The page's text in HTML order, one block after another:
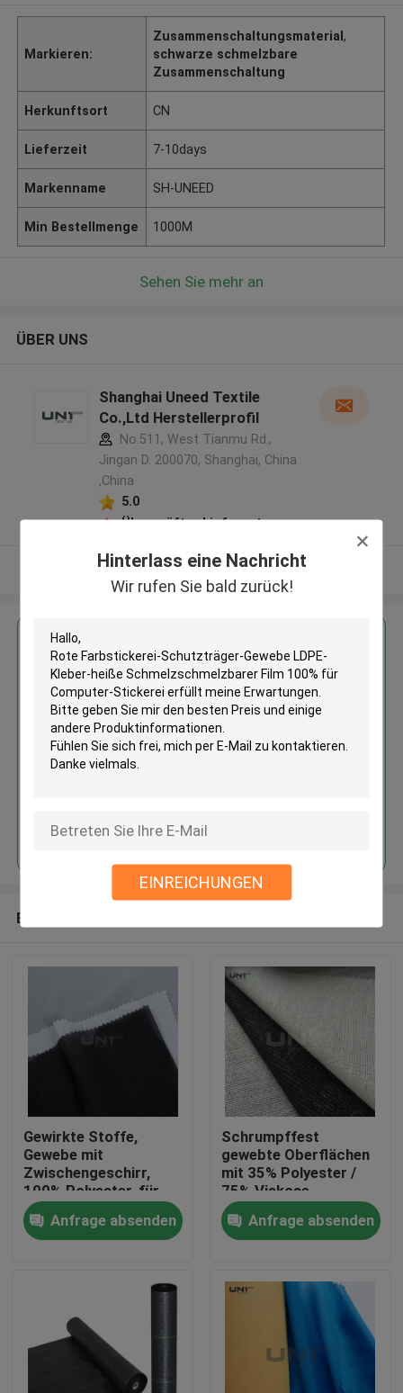
Hinterlass eine Nachricht
Wir rufen Sie bald zurück!
EINREICHUNGEN
Produkte
Markieren:
Zusammenschaltungsmaterial,
schwarze schmelzbare
Zusammenschaltung
Herkunftsort CN
Lieferzeit 7-10days
Markenname SH-UNEED
Min Bestellmenge 1000M
Sehen Sie mehr an
ÜBER UNS
Shanghai Uneed Textile
Co.,Ltd Herstellerprofil
No.511, West Tianmu Rd.,
Jingan D. 200070, Shanghai, China
,China
5.0
Überprüfter Lieferant
Sehen Sie mehr an
Erhalten Sie den besten Preis für
Rote Farbstickerei-
Schutzträger-Gewebe LDPE-
Kleber-heiße
Schmelzschmelzbarer Film
Fortsetzen
Empfohlene Produkte
Gewirkte Stoffe,
Gewebe mit
Zwischengeschirr,
100% Polyester, für
Bekleidungszubehör
Anfrage absenden
Schrumpffest
gewebte Oberflächen
mit 35% Polyester /
75% Viskose
Anfrage absenden